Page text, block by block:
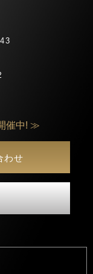
催中! ≫
わせ